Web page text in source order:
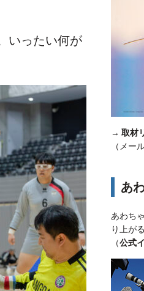
いったい何が
→ 取材
（メー
あ
あわち
り上が
（公式